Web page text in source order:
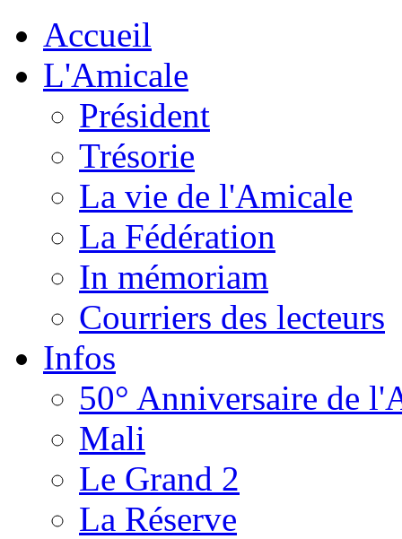
Accueil
L'Amicale
Président
Trésorie
La vie de l'Amicale
La Fédération
In mémoriam
Courriers des lecteurs
Infos
50° Anniversaire de
Mali
Le Grand 2
La Réserve